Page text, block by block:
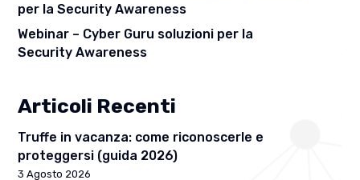
per la Security Awareness
Webinar – Cyber Guru soluzioni per la
Security Awareness
Articoli Recenti
Truffe in vacanza: come riconoscerle e
proteggersi (guida 2026)
3 Agosto 2026